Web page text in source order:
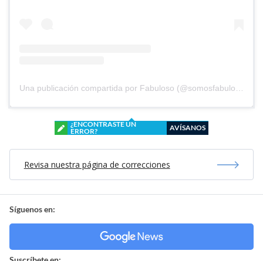
¿ENCONTRASTE UN
ERROR?
AVÍSANOS
Revisa nuestra página de correcciones
Síguenos en: